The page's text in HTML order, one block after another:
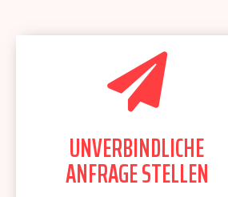
UNVERBINDLICHE
ANFRAGE STELLEN